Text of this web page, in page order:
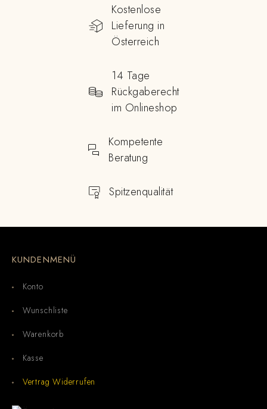
Kostenlose
Lieferung in
Österreich
14 Tage
Rückgaberecht
im Onlineshop
Kompetente
Beratung
Spitzenqualität
KUNDENMENÜ
Konto
Wunschliste
Warenkorb
Kasse
Vertrag Widerrufen